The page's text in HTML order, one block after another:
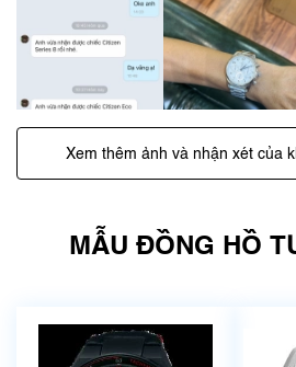
Xem thêm ảnh và nhận xét của
MẪU ĐỒNG HỒ